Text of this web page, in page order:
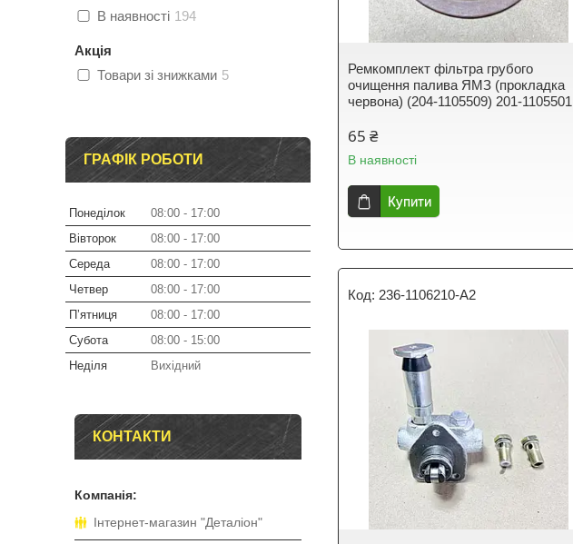
Ремкомплект фільтра грубого
очищення палива ЯМЗ (прокладка
червона) (204-1105509) 201-1105501
65 ₴
В наявності
Купити
236-1106210-A2
В наявності 194
Акція
Товари зі знижками 5
ГРАФІК РОБОТИ
Понеділок 08:00
17:00
Вівторок
08:00
17:00
Середа
08:00
17:00
Четвер
08:00
17:00
Пʼятниця
08:00
17:00
Субота
08:00
15:00
Неділя
Вихідний
КОНТАКТИ
Інтернет-магазин "Деталіон"